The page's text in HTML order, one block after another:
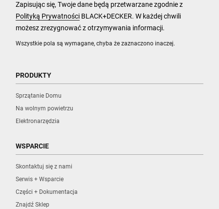
Wszystkie pola są wymagane, chyba że zaznaczono inaczej.
Zapisując się, Twoje dane będą przetwarzane zgodnie z
Polityką Prywatności BLACK+DECKER. W każdej chwili
możesz zrezygnować z otrzymywania informacji.
PRODUKTY
Sprzątanie Domu
Na wolnym powietrzu
Elektronarzędzia
WSPARCIE
Skontaktuj się z nami
Serwis + Wsparcie
Części + Dokumentacja
Znajdź Sklep